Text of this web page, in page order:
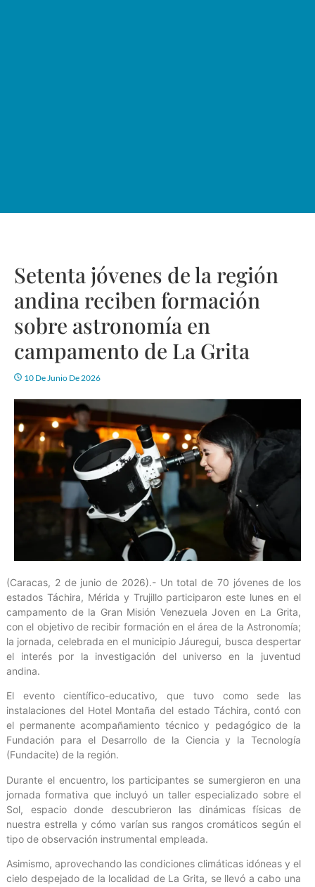
Setenta jóvenes de la región
andina reciben formación
sobre astronomía en
campamento de La Grita
10 De Junio De 2026
(Caracas, 2 de junio de 2026).- Un total de 70 jóvenes de los
estados Táchira, Mérida y Trujillo participaron este lunes en el
campamento de la Gran Misión Venezuela Joven en La Grita,
con el objetivo de recibir formación en el área de la Astronomía;
la jornada, celebrada en el municipio Jáuregui, busca despertar
el interés por la investigación del universo en la juventud
andina.
El evento científico-educativo, que tuvo como sede las
instalaciones del Hotel Montaña del estado Táchira, contó con
el permanente acompañamiento técnico y pedagógico de la
Fundación para el Desarrollo de la Ciencia y la Tecnología
(Fundacite) de la región.
Durante el encuentro, los participantes se sumergieron en una
jornada formativa que incluyó un taller especializado sobre el
Sol, espacio donde descubrieron las dinámicas físicas de
nuestra estrella y cómo varían sus rangos cromáticos según el
tipo de observación instrumental empleada.
Asimismo, aprovechando las condiciones climáticas idóneas y el
cielo despejado de la localidad de La Grita, se llevó a cabo una